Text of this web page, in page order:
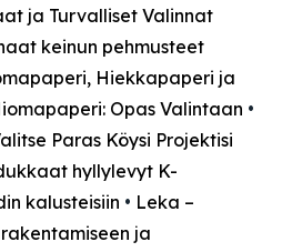
ja Turvalliset Valinnat
keinun pehmusteet
Hiekkapaperi ja
Opas Valintaan •
Paras Köysi Projektisi
hyllylevyt K-
kalusteisiin • Leka –
ja